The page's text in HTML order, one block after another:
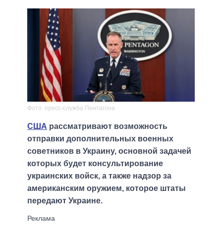
Фото: пресс-служба Пентагона
США рассматривают возможность
отправки дополнительных военных
советников в Украину, основной задачей
которых будет консультирование
украинских войск, а также надзор за
американским оружием, которое штаты
передают Украине.